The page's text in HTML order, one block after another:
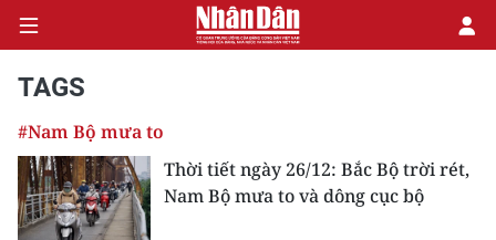
CHÍNH TRỊ
KINH TẾ
TAGS
#Nam Bộ mưa to
Thời tiết ngày 26/12: Bắc Bộ trời rét,
Nam Bộ mưa to và dông cục bộ